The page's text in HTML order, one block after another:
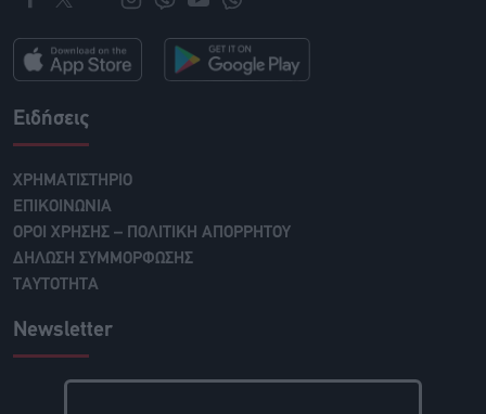
Ειδήσεις
ΧΡΗΜΑΤΙΣΤΗΡΙΟ
ΕΠΙΚΟΙΝΩΝΙΑ
ΟΡΟΙ ΧΡΗΣΗΣ – ΠΟΛΙΤΙΚΗ ΑΠΟΡΡΗΤΟΥ
ΔΗΛΩΣΗ ΣΥΜΜΟΡΦΩΣΗΣ
ΤΑΥΤΟΤΗΤΑ
Newsletter